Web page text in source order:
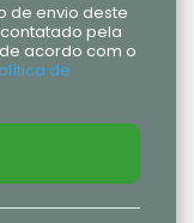
de envio deste
pela
acordo com o
de